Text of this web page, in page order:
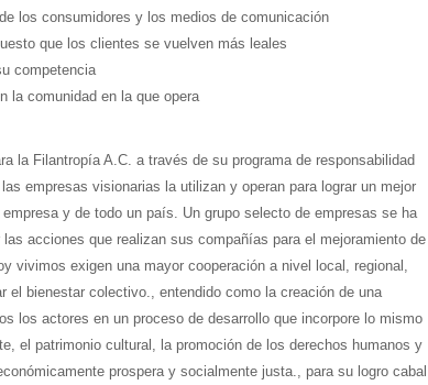
los consumidores y los medios de comunicación
que los clientes se vuelven más leales
competencia
la comunidad en la que opera
la Filantropía A.C. a través de su programa de responsabilidad
empresas visionarias la utilizan y operan para lograr un mejor
y de todo un país. Un grupo selecto de empresas se ha
acciones que realizan sus compañías para el mejoramiento de
vivimos exigen una mayor cooperación a nivel local, regional,
el bienestar colectivo., entendido como la creación de una
los actores en un proceso de desarrollo que incorpore lo mismo
el patrimonio cultural, la promoción de los derechos humanos y
prospera y socialmente justa., para su logro cabal